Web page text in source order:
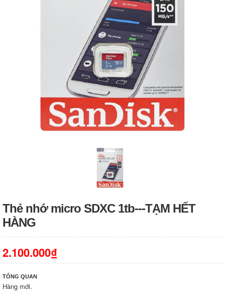
Thẻ nhớ micro SDXC 1tb---TẠM HẾT
HÀNG
2.100.000₫
TỔNG QUAN
Hàng mới.